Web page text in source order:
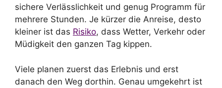
sichere Verlässlichkeit und genug Programm für
mehrere Stunden. Je kürzer die Anreise, desto
kleiner ist das Risiko, dass Wetter, Verkehr oder
Müdigkeit den ganzen Tag kippen.
Viele planen zuerst das Erlebnis und erst
danach den Weg dorthin. Genau umgekehrt ist